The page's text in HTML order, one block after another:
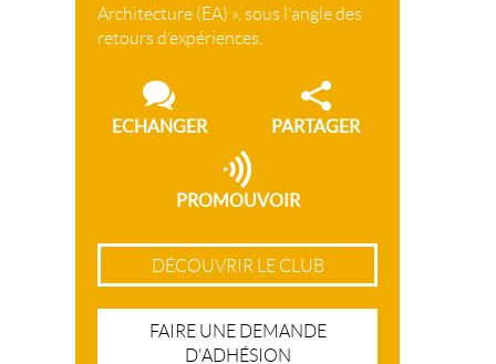
Architecture (EA) », sous l’angle des
retours d’expériences.
ECHANGER PARTAGER
PROMOUVOIR
DÉCOUVRIR LE CLUB
FAIRE UNE DEMANDE
D'ADHÉSION